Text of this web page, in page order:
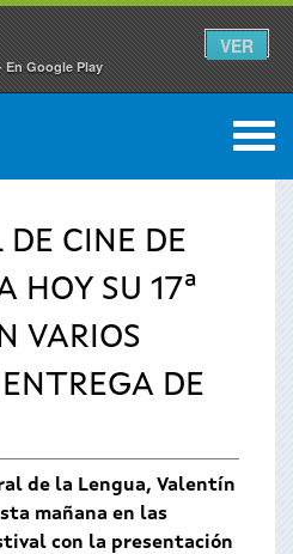
Google Play
VER
0
DE CINE DE
HOY SU 17ª
VARIOS
DE
de la Lengua, Valentín
mañana en las
con la presentación